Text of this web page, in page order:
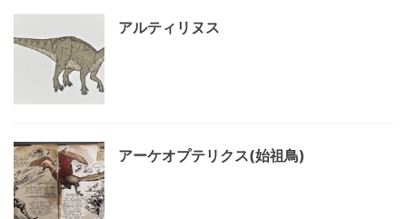
アルティリヌス
アーケオプテリクス(始祖鳥)